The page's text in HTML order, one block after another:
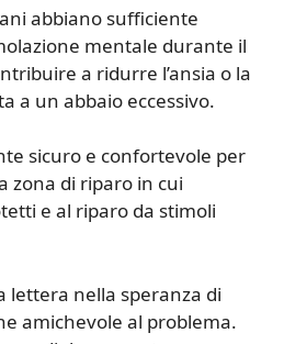
abbiano sufficiente
mentale durante il
a ridurre l’ansia o la
a un abbaio eccessivo.
sicuro e confortevole per
zona di riparo in cui
e al riparo da stimoli
lettera nella speranza di
amichevole al problema.